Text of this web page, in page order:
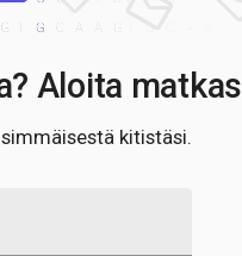
Aloita
kitistäsi.